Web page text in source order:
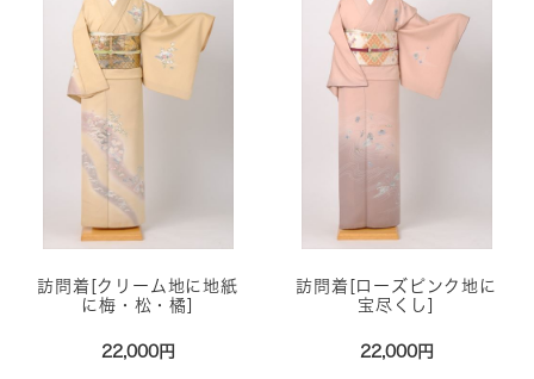
訪問着[クリーム地に地紙
に梅・松・橘]
22,000円
訪問着[ローズピンク地に
宝尽くし]
22,000円